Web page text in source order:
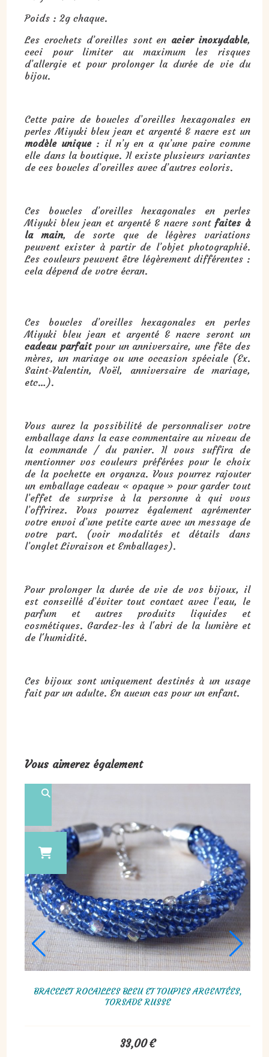
Poids : 2g chaque.
Les crochets d’oreilles sont en acier inoxydable,
ceci pour limiter au maximum les risques
d’allergie et pour prolonger la durée de vie du
bijou.
Cette paire de boucles d’oreilles hexagonales en
perles Miyuki bleu jean et argenté & nacre est un
modèle unique: il n’y en a qu’une paire comme
elle dans la boutique. Il existe plusieurs variantes
de ces boucles d’oreilles avec d’autres coloris.
Ces boucles d’oreilles hexagonales en perles
Miyuki bleu jean et argenté & nacre sont faites à
la main, de sorte que de légères variations
peuvent exister à partir de l’objet photographié.
Les couleurs peuvent être légèrement différentes :
cela dépend de votre écran.
Ces boucles d’oreilles hexagonales en perles
Miyuki bleu jean et argenté & nacre seront un
cadeau parfaitpour un anniversaire, une fête des
mères, un mariage ou une occasion spéciale (Ex.
Saint-Valentin, Noël, anniversaire de mariage,
etc…).
Vous aurez la possibilité de personnaliser votre
emballage dans la case commentaire au niveau de
la commande / du panier. Il vous suffira de
mentionner vos couleurs préférées pour le choix
de la pochette en organza. Vous pourrez rajouter
un emballage cadeau « opaque » pour garder tout
l’effet de surprise à la personne à qui vous
l’offrirez. Vous pourrez également agrémenter
votre envoi d’une petite carte avec un message de
votre part. (voir modalités et détails dans
l’onglet Livraison et Emballages).
Pour prolonger la durée de vie de vos bijoux, il
est conseillé d’éviter tout contact avec l’eau, le
parfum et autres produits liquides et
cosmétiques. Gardez-les à l'abri de la lumière et
de l'humidité.
Ces bijoux sont uniquement destinés à un usage
fait par un adulte. En aucun cas pour un enfant.
Vous aimerez également
BOUCLES D'OREILLES CŒUR EN VERRE,